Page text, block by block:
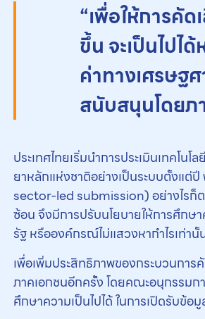
“เพื่อให้การคั
ขึ้น จะเป็นไปไ
ค่าทางเศรษฐ
สนับสนุนโดย
ประเทศไทยเริ่มนำการประเมินเทค
ยาหลักแห่งชาติอย่างเป็นระบบตั้งแต่
sector-led submission) อย่างไรก็ต
ซ้อน จึงมีการปรับนโยบายให้การศึก
รัฐ หรือองค์กรณ์ไม่แสวงหากำไรเท่า
เพื่อเพิ่มประสิทธิภาพของกระบวนกา
ภาคเอกชนอีกครั้ง โดยคณะอนุกรรม
ศึกษาความเป็นไปได้ ในการเปิดรับข้